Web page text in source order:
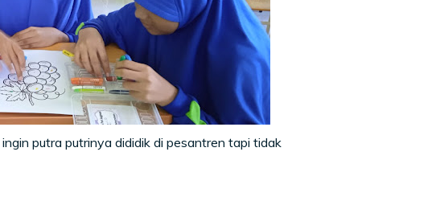
putra putrinya dididik di pesantren tapi tidak